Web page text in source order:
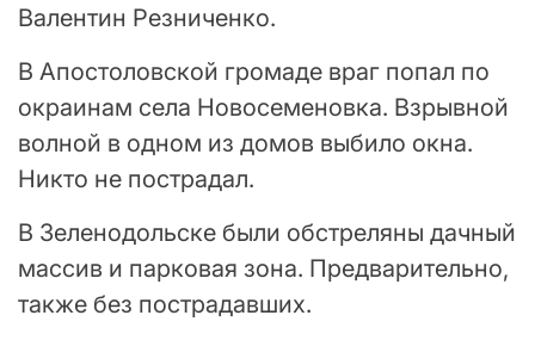
Валентин Резниченко.
В Апостоловской громаде враг попал по
окраинам села Новосеменовка. Взрывной
волной в одном из домов выбило окна.
Никто не пострадал.
В Зеленодольске были обстреляны дачный
массив и парковая зона. Предварительно,
также без пострадавших.